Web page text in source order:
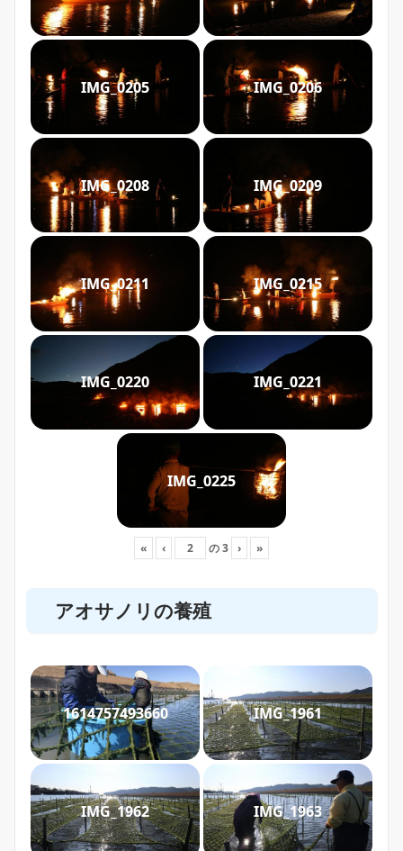
IMG_0205 IMG_0206
IMG_0208 IMG_0209
IMG_0211 IMG_0215
IMG_0220 IMG_0221
IMG_0225
« ‹ の3 › »
アオサノリの養殖
1614757493660 IMG_1961
IMG_1962 IMG_1963